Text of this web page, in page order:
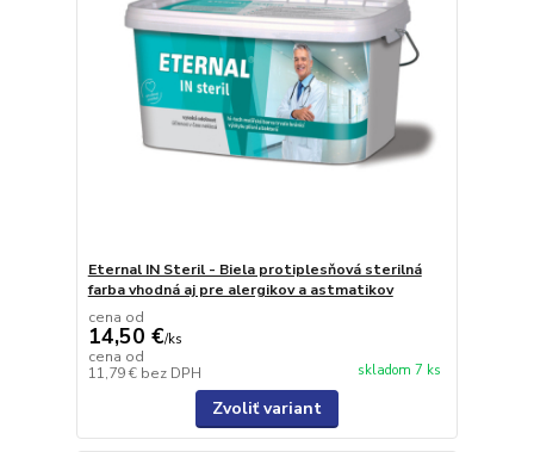
Eternal IN Steril - Biela protiplesňová sterilná
farba vhodná aj pre alergikov a astmatikov
cena od
14,50 €/ks
cena od
11,79 € bez DPH skladom 7 ks
Zvoliť variant